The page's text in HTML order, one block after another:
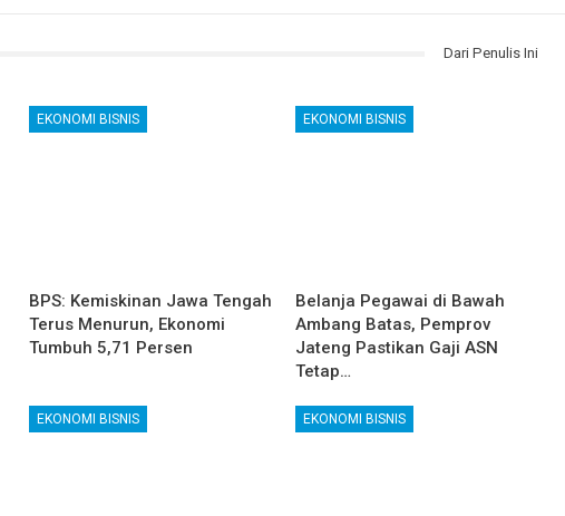
Dari Penulis Ini
EKONOMI BISNIS
BPS: Kemiskinan Jawa Tengah
Terus Menurun, Ekonomi
Tumbuh 5,71 Persen
EKONOMI BISNIS
Belanja Pegawai di Bawah
Ambang Batas, Pemprov
Jateng Pastikan Gaji ASN
Tetap…
EKONOMI BISNIS EKONOMI BISNIS